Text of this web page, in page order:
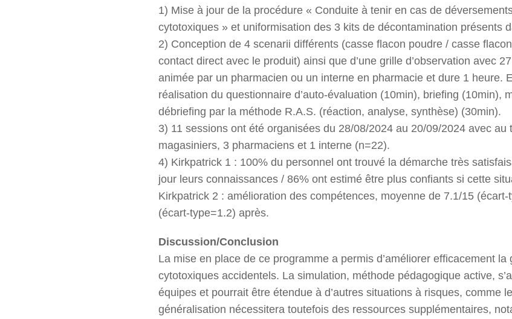
1) Mise à jour de la procédure « Conduite à tenir en cas de
cytotoxiques » et uniformisation des 3 kits de décontamination présents
2) Conception de 4 scenarii différents (casse flacon poudre / casse
contact direct avec le produit) ainsi que d’une grille d’observation avec
animée par un pharmacien ou un interne en pharmacie et dure 1 heure.
réalisation du questionnaire d’auto-évaluation (10min), briefing (10min),
débriefing par la méthode R.A.S. (réaction, analyse, synthèse) (30min).
3) 11 sessions ont été organisées du 28/08/2024 au 20/09/2024 avec au
magasiniers, 3 pharmaciens et 1 interne (n=22).
4) Kirkpatrick 1 : 100% du personnel ont trouvé la démarche très
jour leurs connaissances / 86% ont estimé être plus confiants si cette
Kirkpatrick 2 : amélioration des compétences, moyenne de 7.1/15
(écart-type=1.2) après.
Discussion/Conclusion
La mise en place de ce programme a permis d’améliorer efficacement
cytotoxiques accidentels. La simulation, méthode pédagogique active,
équipes et pourrait être étendue à d’autres situations à risques, comme
généralisation nécessitera toutefois des ressources supplémentaires,